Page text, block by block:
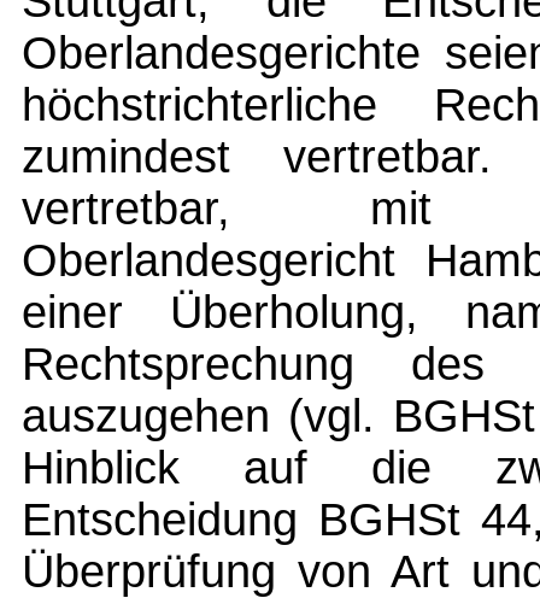
Oberlandesgerichte
höchstrichterliche
zumindest
vertretbar, mit
Oberlandesgericht
einer Überholung,
Rechtsprechung des
auszugehen (vgl.
Hinblick auf die
Entscheidung BGHSt
Überprüfung von Art